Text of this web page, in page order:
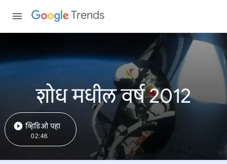
Trends
शोध मधील वर्ष 2012
व्हिडिओ पहा
02:46